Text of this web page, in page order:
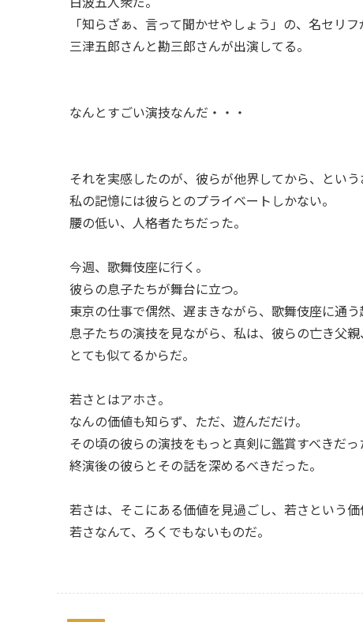
「知らざぁ、言って聞かせやしょう」の、名セリフ
三津五郎さんと勘三郎さんが出演してる。
なんとすごい演技なんだ・・・
それを実感したのが、彼らが他界してから、という
私の記憶には彼らとのプライベートしかない。
腰の低い、人格者たちだった。
今週、歌舞伎座に行く。
彼らの息子たちが舞台に立つ。
東京の仕事で偶然、遅まきながら、歌舞伎座に通う
息子たちの演技を見ながら、私は、彼らの亡き父親
とても似てるからだ。
若さとはアホさ。
なんの価値も知らず、ただ、遊んだだけ。
その頃の彼らの演技をもっと真剣に鑑賞すべきだっ
終演後の彼らとその話を深めるべきだった。
若さは、そこにある価値を見過ごし、若さという価
若さなんて、ろくでもないものだ。